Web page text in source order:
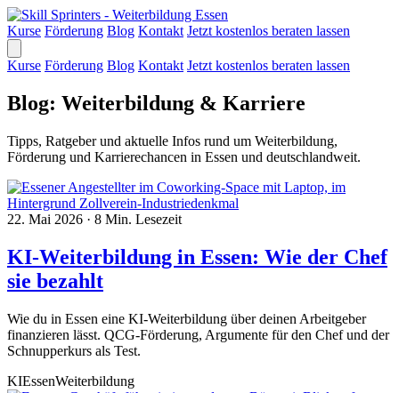
Kurse Förderung Blog Kontakt Jetzt kostenlos beraten lassen
Kurse Förderung Blog Kontakt Jetzt kostenlos beraten lassen
Blog: Weiterbildung & Karriere
Tipps, Ratgeber und aktuelle Infos rund um Weiterbildung,
Förderung und Karrierechancen in Essen und deutschlandweit.
22. Mai 2026 · 8 Min. Lesezeit
KI-Weiterbildung in Essen: Wie der Chef
sie bezahlt
Wie du in Essen eine KI-Weiterbildung über deinen Arbeitgeber
finanzieren lässt. QCG-Förderung, Argumente für den Chef und der
Schnupperkurs als Test.
KIEssenWeiterbildung